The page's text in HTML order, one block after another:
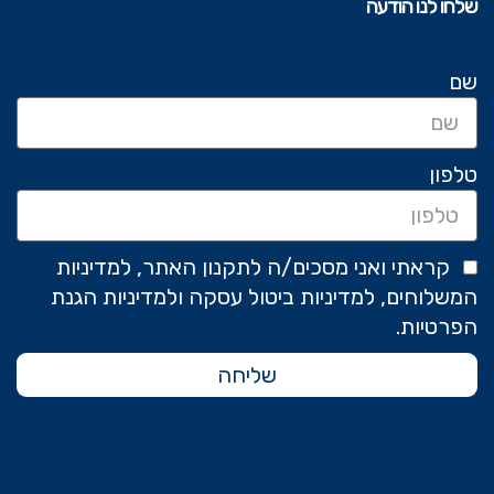
שלחו לנו הודעה
שם
טלפון
קראתי ואני מסכים/ה לתקנון האתר, למדיניות
המשלוחים, למדיניות ביטול עסקה ולמדיניות הגנת
הפרטיות.
שליחה